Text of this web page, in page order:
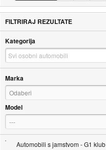
FILTRIRAJ REZULTATE
Kategorija
Marka
Odaberi
Model
---
Automobili s jamstvom - G1 klub